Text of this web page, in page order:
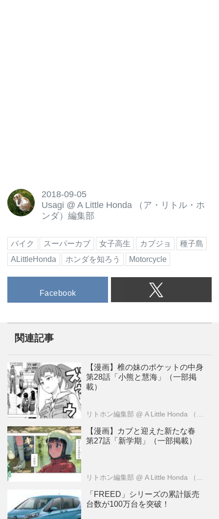
2018-09-05
Usagi @ A Little Honda （ア・リトル・ホ
ンダ）編集部
バイク スーパーカブ 女子高生 カブジョ
種子島
ALittleHonda
ホンダを知ろう Motorcycle
Facebook
関連記事
【漫画】椎の妹のポケットの中身
第28話「小熊と慧海」（一部掲
載）
リトホン編集部 @ A Little Honda （ア・リトル・ホンダ）編集部
【漫画】カブと迎えた新たな春
第27話「新学期」（一部掲載）
リトホン編集部 @ A Little Honda （ア・リトル・ホンダ）編集部
「FREED」シリーズの累計販売
台数が100万台を突破！